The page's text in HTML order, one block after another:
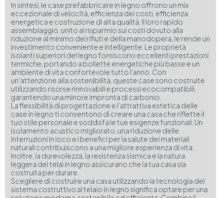
In sintesi, le case prefabbricate in legno offrono un mix
eccezionale di velocità, efficienza dei costi, efficienza
energetica e costruzione di alta qualità. Il loro rapido
assemblaggio, unito al risparmio sui costi dovuto alla
riduzione al minimo dei rifiuti e della manodopera, le rende un
investimento conveniente e intelligente. Le proprietà
isolanti superiori del legno forniscono eccellenti prestazioni
termiche, portando a bollette energetiche più basse e un
ambiente di vita confortevole tutto l'anno. Con
un'attenzione alla sostenibilità, queste case sono costruite
utilizzando risorse rinnovabili e processi ecocompatibili,
garantendo una minore impronta di carbonio.
La flessibilità di progettazione e l'attrattiva estetica delle
case in legno ti consentono di creare una casa che riflette il
tuo stile personale e soddisfa le tue esigenze funzionali. Un
isolamento acustico migliorato, una riduzione delle
interruzioni in loco e i benefici per la salute dei materiali
naturali contribuiscono a una migliore esperienza di vita.
Inoltre, la durevolezza, la resistenza sismica e la natura
leggera dei telai in legno assicurano che la tua casa sia
costruita per durare.
Scegliere di costruire una casa utilizzando la tecnologia del
sistema costruttivo al telaio in legno significa optare per una